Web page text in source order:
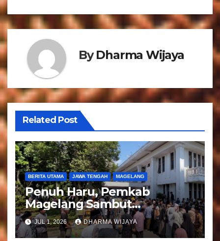
g
a
s
p
o
s
ByDharma Wijaya
Related Post
BERITA UTAMA JAWA TENGAH MAGELANG
Penuh Haru, Pemkab
Magelang Sambut
Kepulangan Jemaah Haji
Kloter 81
JUL 1, 2026 DHARMA WIJAYA